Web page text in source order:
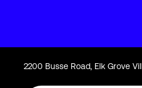
2200 Busse Road, Elk Grove